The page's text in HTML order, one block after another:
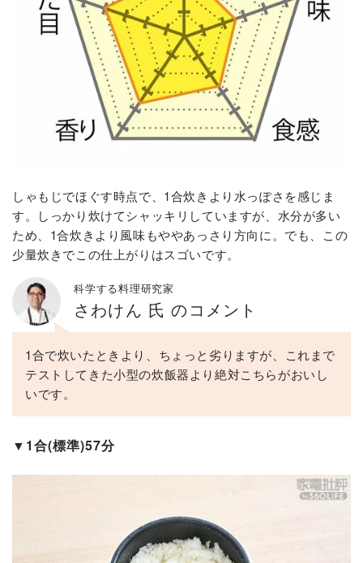
しゃもじでほぐす時点で、1合炊きより水っぽさを感じま
す。しっかり炊けてシャッキリしていますが、水分が多い
ため、1合炊きより風味もややあっさり方向に。でも、この
少量炊きでこの仕上がりはスゴいです。
科学する料理研究家
さわけん 氏 のコメント
1合で炊いたときより、ちょっと劣りますが、これまで
テストしてきた小型の炊飯器より絶対こちらがおいし
いです。
▼1合(標準)57分